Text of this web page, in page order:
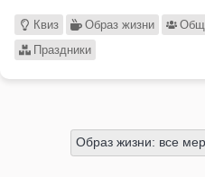
Квиз Образ жизни
Праздники
Образ жизни: все